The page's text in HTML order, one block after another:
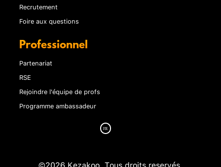
Recrutement
Foire aux questions
Professionnel
Partenariat
RSE
Rejoindre l'équipe de profs
Programme ambassadeur
©2026 Kezakoo. Tous droits reservés.